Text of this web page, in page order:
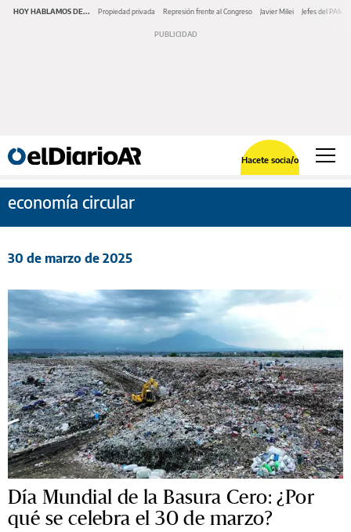
HOY HABLAMOS DE... Propiedad privada Represión frente al Congreso Javier Milei Jefes del PAMI
Hacete socia/o
economía circular
30 de marzo de 2025
Día Mundial de la Basura Cero: ¿Por
qué se celebra el 30 de marzo?